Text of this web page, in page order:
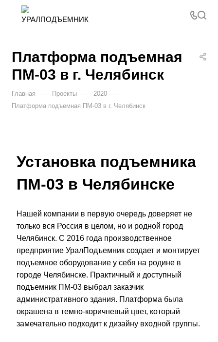
Платформа подъемная
ПМ-03 в г. Челябинск
Главная — Проекты — 2020 —
Платформа подъемная ПМ-03 в г. Челябинск
Установка подъемника
ПМ-03 в Челябинске
Нашей компании в первую очередь доверяет не
только вся Россия в целом, но и родной город
Челябинск. С 2016 года производственное
предприятие УралПодъемник создает и монтирует
подъемное оборудование у себя на родине в
городе Челябинске. Практичный и доступный
подъемник ПМ-03 выбрал заказчик
административного здания. Платформа была
окрашена в темно-коричневый цвет, который
замечательно подходит к дизайну входной группы.